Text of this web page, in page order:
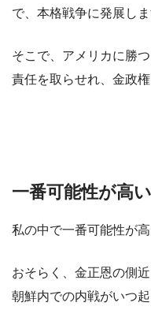
で、本格戦争に発展しま
そこで、アメリカに勝
責任を取らせれ、金政
一番可能性が高
私の中で一番可能性が
おそらく、金正恩の側
朝鮮内での内戦がいつ